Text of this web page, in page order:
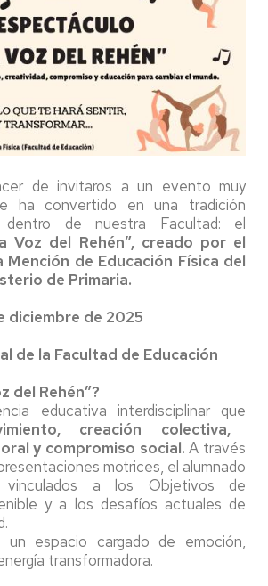
de invitaros a un evento muy
ha convertido en una tradición
dentro de nuestra Facultad: el
Voz del Rehén”, creado por el
Mención de Educación Física del
de Primaria.
diciembre de 2025
de la Facultad de Educación
del Rehén”?
educativa interdisciplinar que
creación colectiva,
y compromiso social. A través
motrices, el alumnado
vinculados a los Objetivos de
y a los desafíos actuales de
un espacio cargado de emoción,
transformadora.